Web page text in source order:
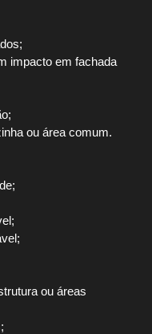
impacto em fachada
ou área comum.
ou áreas